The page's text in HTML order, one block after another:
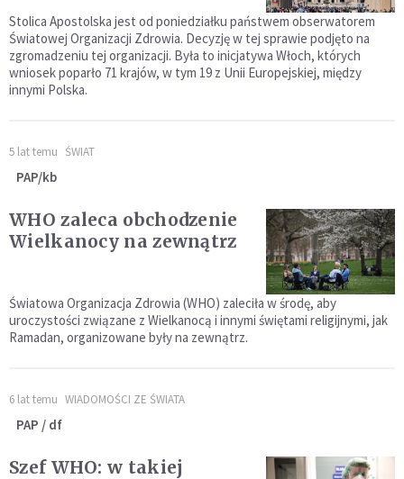
Stolica Apostolska jest od poniedziałku państwem obserwatorem
Światowej Organizacji Zdrowia. Decyzję w tej sprawie podjęto na
zgromadzeniu tej organizacji. Była to inicjatywa Włoch, których
wniosek poparło 71 krajów, w tym 19 z Unii Europejskiej, między
innymi Polska.
5 lat temu ŚWIAT
PAP/kb
WHO zaleca obchodzenie
Wielkanocy na zewnątrz
Światowa Organizacja Zdrowia (WHO) zaleciła w środę, aby
uroczystości związane z Wielkanocą i innymi świętami religijnymi, jak
Ramadan, organizowane były na zewnątrz.
6 lat temu WIADOMOŚCI ZE ŚWIATA
PAP / df
Szef WHO: w takiej